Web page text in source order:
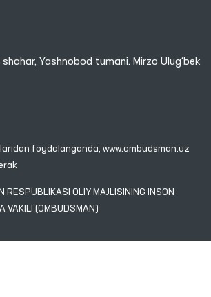
Yashnobod tumani. Mirzo Ulug‘bek
foydalanganda, www.ombudsman.uz
OLIY MAJLISINING INSON
VAKILI (OMBUDSMAN)